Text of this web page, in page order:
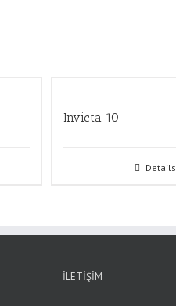
Invicta 10
Details
İLETIŞIM